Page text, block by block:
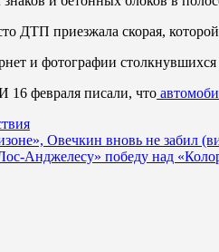
ДТП приезжала скорая,
и фотографии
февраля писали, что
Овечкин вновь не забил
Анджелесу» победу над